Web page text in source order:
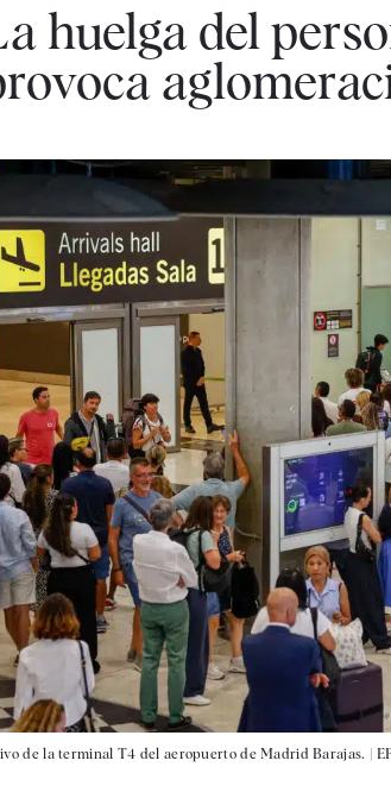
huelga del
de la terminal T4 del aeropuerto de Madrid Barajas. |